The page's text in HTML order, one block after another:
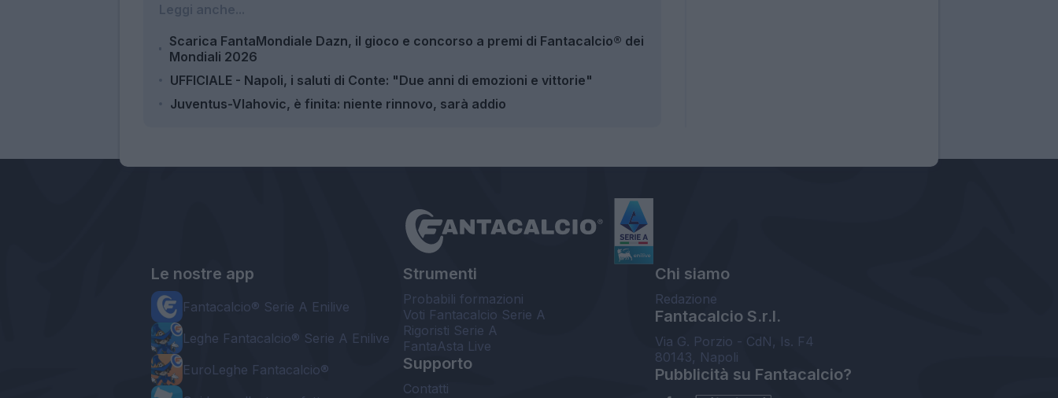
Scarica FantaMondiale Dazn, il gioco e concorso a premi di Fantacalcio® dei
Mondiali 2026
UFFICIALE - Napoli, i saluti di Conte: "Due anni di emozioni e vittorie"
Juventus-Vlahovic, è finita: niente rinnovo, sarà addio
Le nostre app
Fantacalcio® Serie A Enilive
Leghe Fantacalcio® Serie A Enilive
EuroLeghe Fantacalcio®
Strumenti
Probabili formazioni
Voti Fantacalcio Serie A
Rigoristi Serie A
FantaAsta Live
Supporto
Contatti
Chi siamo
Redazione
Fantacalcio S.r.l.
Via G. Porzio - CdN, Is. F4
80143, Napoli
Pubblicità su Fantacalcio?